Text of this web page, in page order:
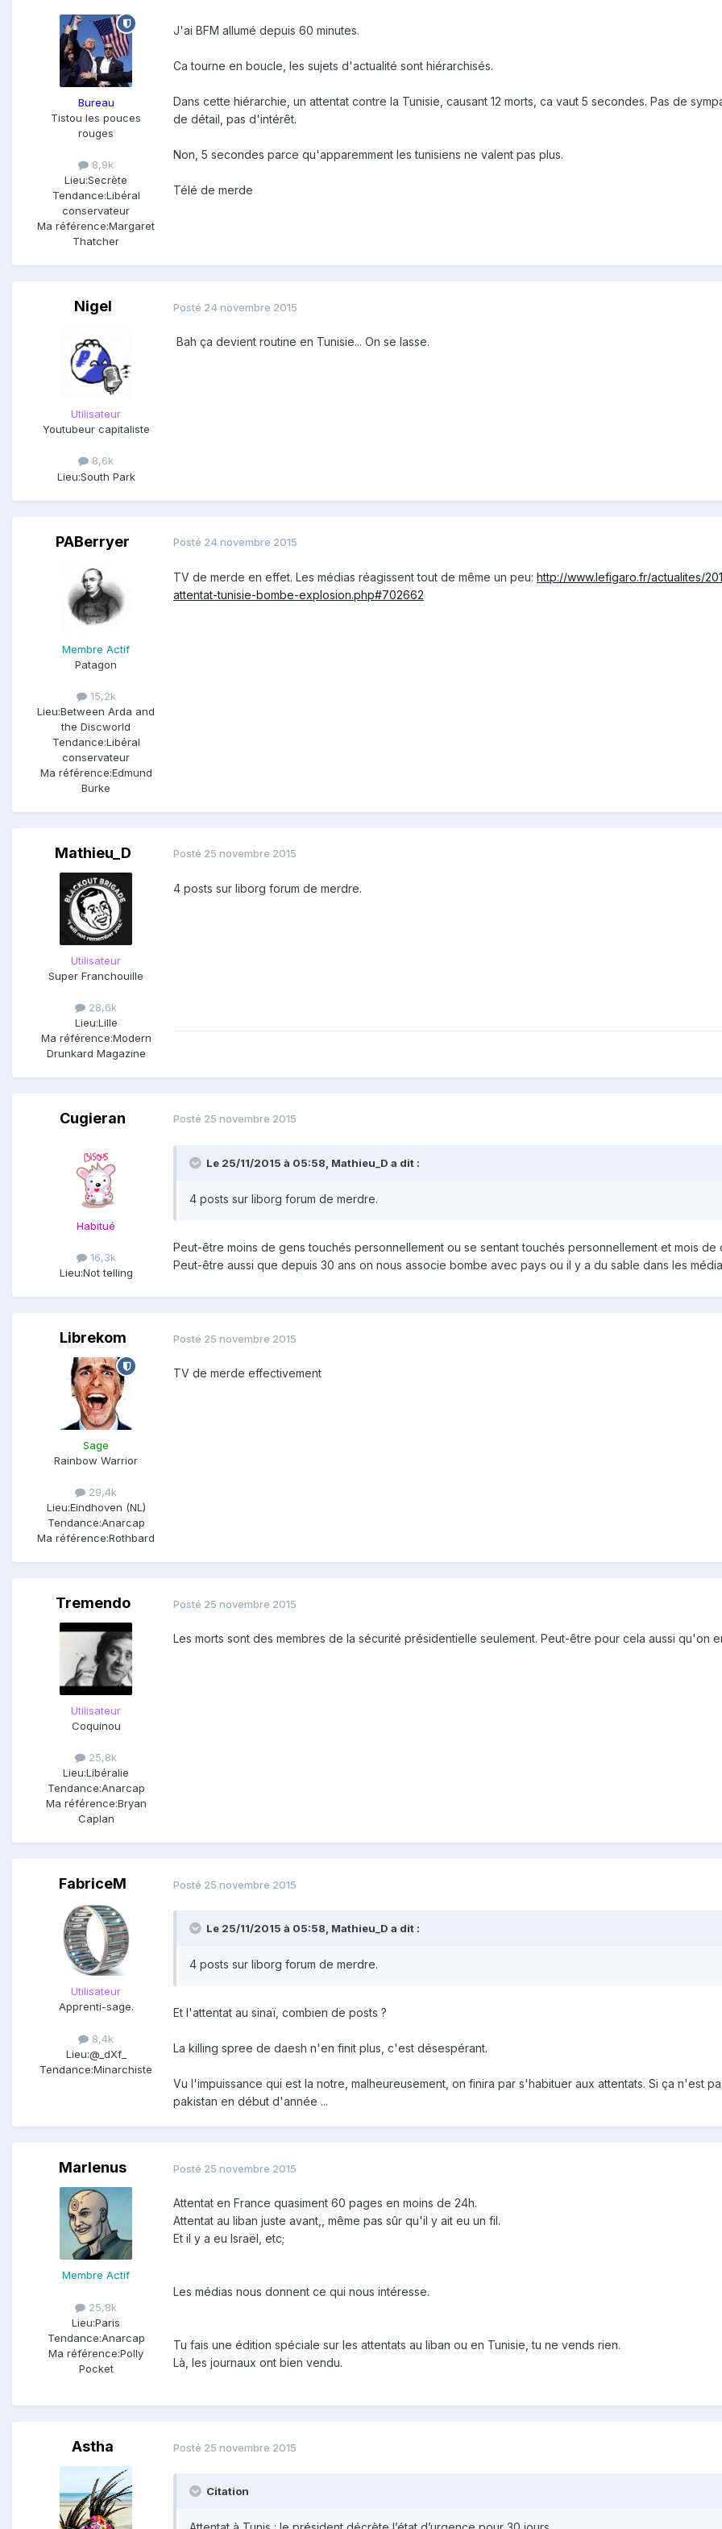
Bureau
Tistou les pouces
rouges
8,9k
Lieu:Secrète
Tendance:Libéral
conservateur
Ma référence:Margaret
Thatcher
J'ai BFM allumé depuis 60 minutes.
Ca tourne en boucle, les sujets d'actualité sont hiérarchisés.
Dans cette hiérarchie, un attentat contre la Tunisie, causant 12 morts, ca vaut 5 secondes. Pas de
de détail, pas d'intérêt.
Non, 5 secondes parce qu'apparemment les tunisiens ne valent pas plus.
Télé de merde
Nigel
Utilisateur
Youtubeur capitaliste
8,6k
Lieu:South Park
Posté 24 novembre 2015
Bah ça devient routine en Tunisie... On se lasse.
PABerryer
Membre Actif
Patagon
15,2k
Lieu:Between Arda and
the Discworld
Tendance:Libéral
conservateur
Ma référence:Edmund
Burke
Posté 24 novembre 2015
TV de merde en effet. Les médias réagissent tout de même un peu: http://www.lefigaro.fr/actualites/
attentat-tunisie-bombe-explosion.php#702662
Mathieu_D
Utilisateur
Super Franchouille
28,6k
Lieu:Lille
Ma référence:Modern
Drunkard Magazine
Posté 25 novembre 2015
4 posts sur liborg forum de merdre.
Cugieran
Habitué
16,3k
Lieu:Not telling
Posté 25 novembre 2015
Le 25/11/2015 à 05:58, Mathieu_D a dit :
4 posts sur liborg forum de merdre.
Peut-être moins de gens touchés personnellement ou se sentant touchés personnellement et mois
Peut-être aussi que depuis 30 ans on nous associe bombe avec pays ou il y a du sable dans les
Librekom
Sage
Rainbow Warrior
29,4k
Lieu:Eindhoven (NL)
Tendance:Anarcap
Ma référence:Rothbard
Posté 25 novembre 2015
TV de merde effectivement
Tremendo
Utilisateur
Coquinou
25,8k
Lieu:Libéralie
Tendance:Anarcap
Ma référence:Bryan
Caplan
Posté 25 novembre 2015
Les morts sont des membres de la sécurité présidentielle seulement. Peut-être pour cela aussi qu'on
FabriceM
Utilisateur
Apprenti-sage.
8,4k
Lieu:@_dXf_
Tendance:Minarchiste
Posté 25 novembre 2015
Le 25/11/2015 à 05:58, Mathieu_D a dit :
4 posts sur liborg forum de merdre.
Et l'attentat au sinaï, combien de posts ?
La killing spree de daesh n'en finit plus, c'est désespérant.
Vu l'impuissance qui est la notre, malheureusement, on finira par s'habituer aux attentats. Si ça n'est
pakistan en début d'année ...
Marlenus
Membre Actif
25,8k
Lieu:Paris
Tendance:Anarcap
Ma référence:Polly
Pocket
Posté 25 novembre 2015
Attentat en France quasiment 60 pages en moins de 24h.
Attentat au liban juste avant,, même pas sûr qu'il y ait eu un fil.
Et il y a eu Israël, etc;
Les médias nous donnent ce qui nous intéresse.
Tu fais une édition spéciale sur les attentats au liban ou en Tunisie, tu ne vends rien.
Là, les journaux ont bien vendu.
Astha Posté 25 novembre 2015
Citation